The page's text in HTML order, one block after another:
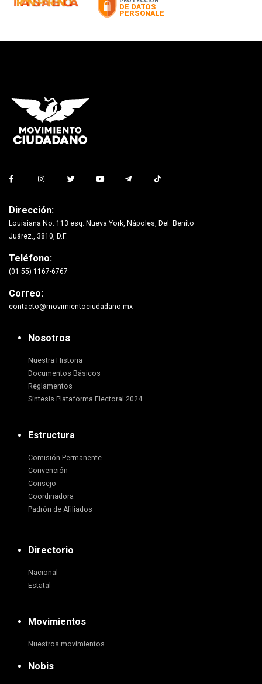
Dirección:
Louisiana No. 113 esq. Nueva York, Nápoles, Del. Benito
Juárez., 3810, D.F.
Teléfono:
(01 55) 1167-6767
Correo:
contacto@movimientociudadano.mx
Nosotros
Nuestra Historia
Documentos Básicos
Reglamentos
Síntesis Plataforma Electoral 2024
Estructura
Comisión Permanente
Convención
Consejo
Coordinadora
Padrón de Afiliados
Directorio
Nacional
Estatal
Movimientos
Nuestros movimientos
Nobis